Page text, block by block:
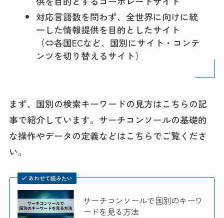
対応言語数を問わず、全世界に向けに統
一した情報提供を目的としたサイト
（⇔各国ECなど、国別にサイト・コンテ
ンツを切り替えるサイト）
まず、国別の検索キーワードの見方はこちらの記
事で紹介しています。サーチコンソールの基礎的
な操作やデータの定義などはこちらでご覧くださ
い。
あわせて読みたい
サーチコンソールで国別のキーワ
ードを見る方法